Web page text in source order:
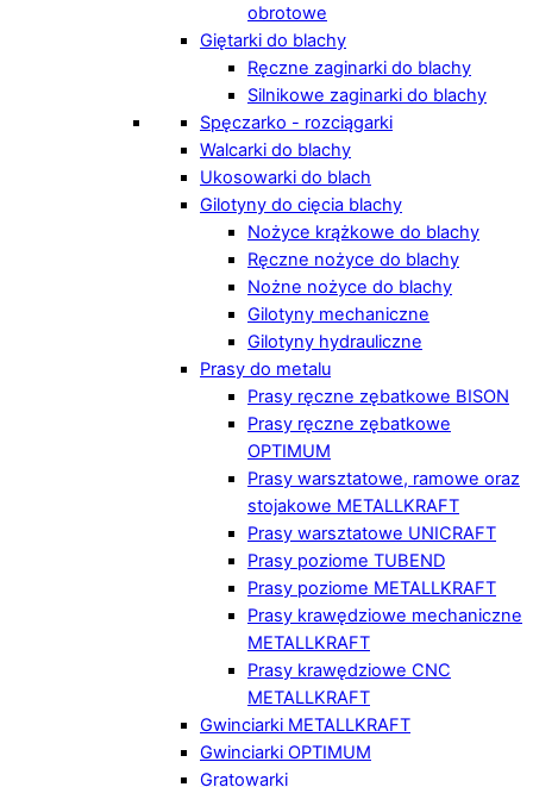
obrotowe
Giętarki do blachy
Ręczne zaginarki do blachy
Silnikowe zaginarki do blachy
Spęczarko - rozciągarki
Walcarki do blachy
Ukosowarki do blach
Gilotyny do cięcia blachy
Nożyce krążkowe do blachy
Ręczne nożyce do blachy
Nożne nożyce do blachy
Gilotyny mechaniczne
Gilotyny hydrauliczne
Prasy do metalu
Prasy ręczne zębatkowe BISON
Prasy ręczne zębatkowe
OPTIMUM
Prasy warsztatowe, ramowe oraz
stojakowe METALLKRAFT
Prasy warsztatowe UNICRAFT
Prasy poziome TUBEND
Prasy poziome METALLKRAFT
Prasy krawędziowe mechaniczne
METALLKRAFT
Prasy krawędziowe CNC
METALLKRAFT
Gwinciarki METALLKRAFT
Gwinciarki OPTIMUM
Gratowarki